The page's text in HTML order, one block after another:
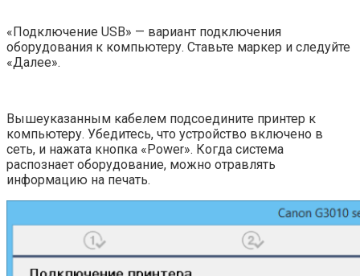
«Подключение USB» — вариант подключения
оборудования к компьютеру. Ставьте маркер и следуйте
«Далее».
Вышеуказанным кабелем подсоедините принтер к
компьютеру. Убедитесь, что устройство включено в
сеть, и нажата кнопка «Power». Когда система
распознает оборудование, можно отравлять
информацию на печать.